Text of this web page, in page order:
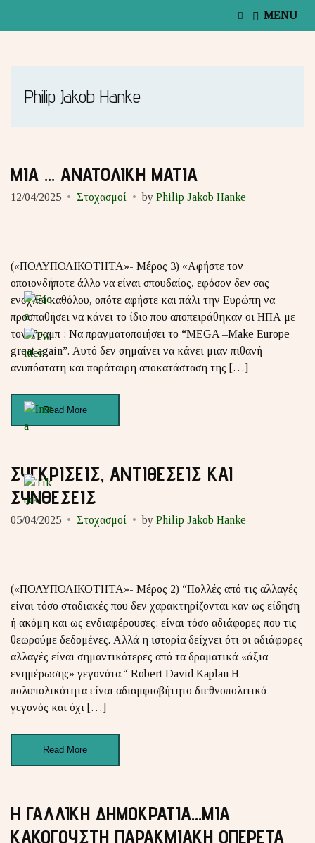
m
MENU
Philip Jakob Hanke
ΜΙΑ … ΑΝΑΤΟΛΙΚΗ ΜΑΤΙΑ
12/04/2025 Στοχασμοί by Philip Jakob Hanke
(«ΠΟΛΥΠΟΛΙΚΟΤΗΤΑ»- Μέρος 3) «Aφήστε τον
οποιονδήποτε άλλο να είναι σπουδαίος, εφόσον δεν σας
ενοχλεί καθόλου, οπότε αφήστε και πάλι την Ευρώπη να
προσπαθήσει να κάνει το ίδιο που αποπειράθηκαν οι ΗΠΑ με
τον Τραμπ : Να πραγματοποιήσει το “MEGA –Make Europe
great again”. Αυτό δεν σημαίνει να κάνει μιαν πιθανή
ανυπόστατη και παράταιρη αποκατάσταση της […]
Read More
ΣΥΓΚΡΙΣΕΙΣ, ΑΝΤΙΘΕΣΕΙΣ ΚΑΙ
ΣΥΝΘΕΣΕΙΣ
05/04/2025 Στοχασμοί by Philip Jakob Hanke
(«ΠΟΛΥΠΟΛΙΚΟΤΗΤΑ»- Μέρος 2) “Πολλές από τις αλλαγές
είναι τόσο σταδιακές που δεν χαρακτηρίζονται καν ως είδηση ​​
ή ακόμη και ως ενδιαφέρουσες: είναι τόσο αδιάφορες που τις
θεωρούμε δεδομένες. Αλλά η ιστορία δείχνει ότι οι αδιάφορες
αλλαγές είναι σημαντικότερες από τα δραματικά «άξια
ενημέρωσης» γεγονότα.“ Robert David Kaplan Η
πολυπολικότητα είναι αδιαμφισβήτητο διεθνοπολιτικό
γεγονός και όχι […]
Read More
Η ΓΑΛΛΙΚΗ ΔΗΜΟΚΡΑΤΙΑ…ΜΙΑ
ΚΑΚΟΓΟΥΣΤΗ ΠΑΡΑΚΜΙΑΚΗ ΟΠΕΡΕΤΑ